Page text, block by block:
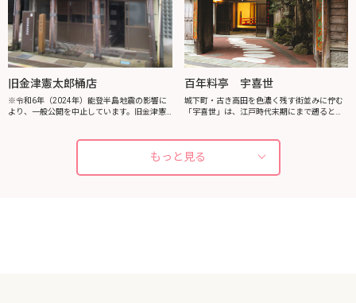
旧金津憲太郎桶店
※令和6年（2024年）能登半島地震の影響に
より、一般公開を中止しています。旧金津憲
百年料亭 宇喜世
城下町・古き高田を色濃く残す街並みに佇む
「宇喜世」は、江戸時代末期にまで遡るとい
け...
もっと見る